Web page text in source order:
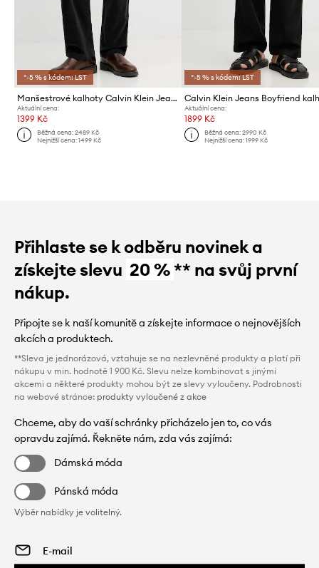
*-5 % s kódem: LST
Manšestrové kalhoty Calvin Klein Jeans
Aktuální cena:
1399 Kč
Běžná cena:2489 Kč
Nejnižší cena:1499 Kč
*-5 % s kódem: LST
Aktuální cena:
1899 Kč
Běžná cena: 2990 Kč
Nejnižší cena: 1999 Kč
Přihlaste se k odběru novinek a
získejte slevu 20 %** na svůj první
nákup.
Připojte se k naší komunitě a získejte informace o nejnovějších
akcích a produktech.
**Sleva je jednorázová, vztahuje se na nezlevněné produkty a platí při
nákupu v min. hodnotě 1 900 Kč. Slevu nelze kombinovat s jinými
akcemi a některé produkty mohou být ze slevy vyloučeny. Podrobnosti
na webové stránce: produkty vyloučené z akce
Chceme, aby do vaší schránky přicházelo jen to, co vás
opravdu zajímá. Řekněte nám, zda vás zajímá:
Dámská móda
Pánská móda
Výběr nabídky je volitelný.